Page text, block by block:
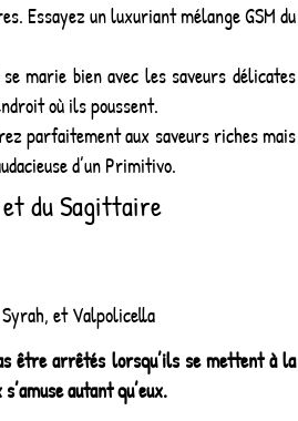
Essayez un luxuriant mélange GSM du
marie bien avec les saveurs délicates
où ils poussent.
parfaitement aux saveurs riches mais
d’un Primitivo.
et du Sagittaire
et Valpolicella
être arrêtés lorsqu’ils se mettent à la
autant qu’eux.